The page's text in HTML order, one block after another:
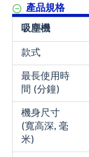
產品規格
吸塵機
款式
最長使用時
間 (分鐘)
機身尺寸
(寬高深, 毫
米)